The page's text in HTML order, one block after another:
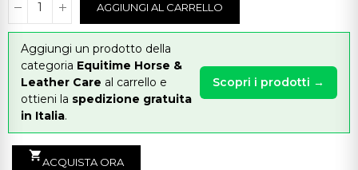
AGGIUNGI AL CARRELLO
Aggiungi un prodotto della
categoria Equitime Horse &
Leather Care al carrello e
ottieni la spedizione gratuita
in Italia.
Scopri i prodotti →
shopping_cart
ACQUISTA ORA